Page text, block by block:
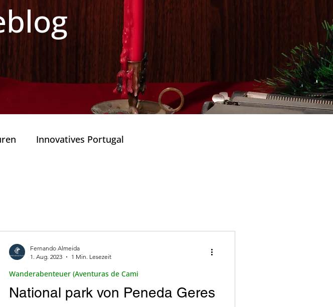
Innovatives Portugal
Innovatives Portugal
Weine und Gastronomie Lisboa
National park von Peneda Geres
Wanderabenteuer (Aventuras de Cami
Fernando Almeida
1. Aug. 2023
1 Min. Lesezeit